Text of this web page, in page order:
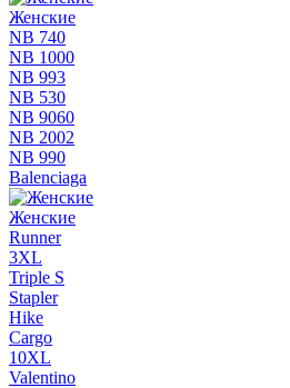
Женские
NB 740
NB 1000
NB 993
NB 530
NB 9060
NB 2002
NB 990
Balenciaga
Женские
Runner
3XL
Triple S
Stapler
Hike
Cargo
10XL
Valentino